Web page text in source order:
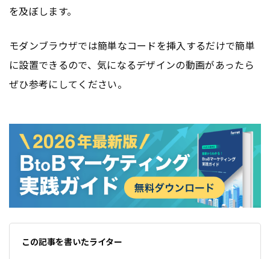
を及ぼします。
モダンブラウザでは簡単なコードを挿入するだけで簡単
に設置できるので、気になるデザインの動画があったら
ぜひ参考にしてください。
この記事を書いたライター